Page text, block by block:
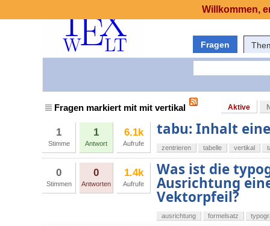
Fragen
Fragen markiert mit mit vertikal Aktive
1
Stimme
1
Antwort
6.1k
Aufrufe
tabu: Inhalt
zentrieren tabelle vertikal
0
Stimmen
0
Antworten
1.4k
Aufrufe
Was ist die
Ausrichtung
Vektorpfeil?
ausrichtung formelsatz
Willkommen,